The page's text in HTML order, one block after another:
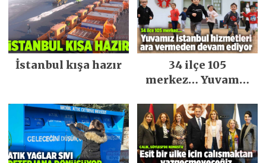
İstanbul kışa hazır
34 ilçe 105
merkez… Yuvamız
ara vermeden
devam ediyor